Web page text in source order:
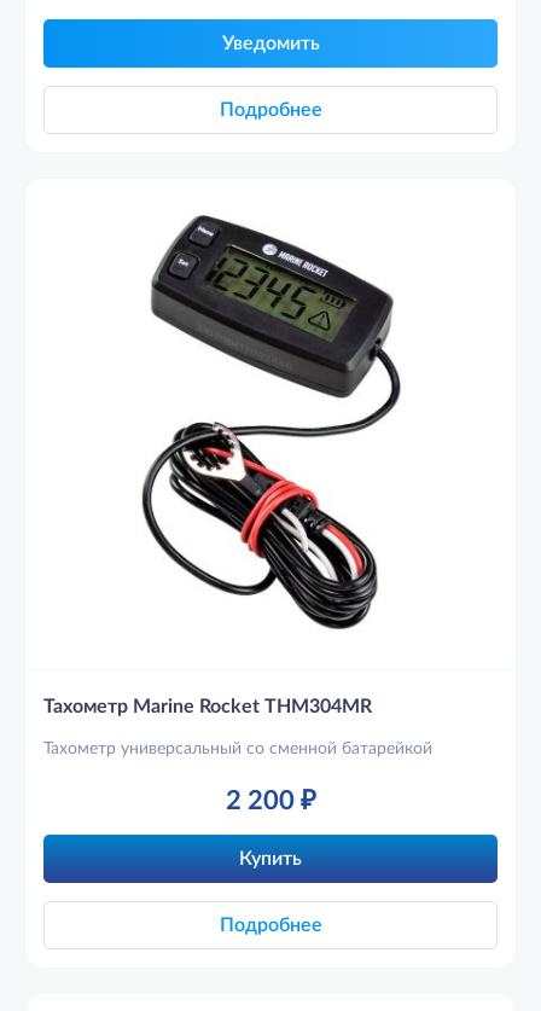
Уведомить
Подробнее
Тахометр Marine Rocket THM304MR
Тахометр универсальный со сменной батарейкой
2 200₽
Купить
Подробнее